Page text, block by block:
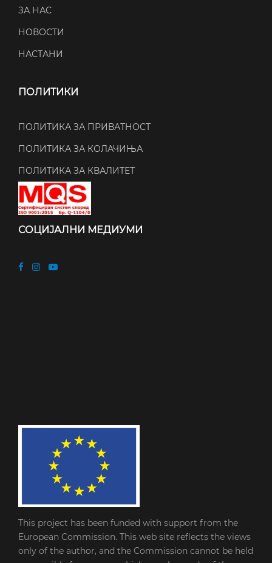
ЗА НАС
НОВОСТИ
НАСТАНИ
ПОЛИТИКИ
ПОЛИТИКА ЗА ПРИВАТНОСТ
ПОЛИТИКА ЗА КОЛАЧИЊА
ПОЛИТИКА ЗА КВАЛИТЕТ
СОЦИЈАЛНИ МЕДИУМИ
This project has been funded with support from the
European Commission. This web site reflects the views
only of the author, and the Commission cannot be held